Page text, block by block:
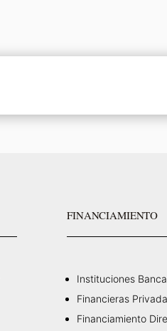
FINANCIAMIENTO
Instituciones
Financieras
Financiamiento